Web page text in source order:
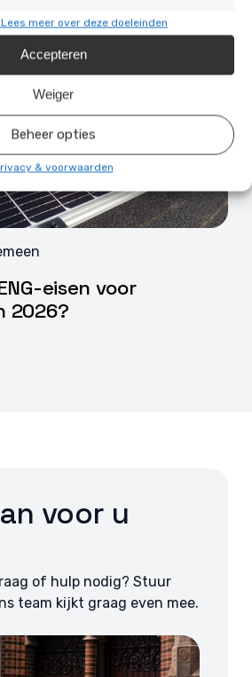
Lees meer over deze doeleinden
Accepteren
Weiger
Beheer opties
& voorwaarden
eisen voor
2026?
voor u
of hulp nodig? Stuur
team kijkt graag even mee.